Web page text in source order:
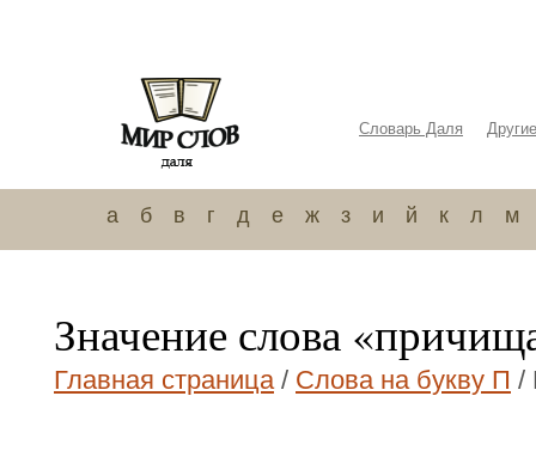
Словарь Даля
а б в г д е ж з и й к л м
Значение слова
Главная страница/ Слова на букву П /